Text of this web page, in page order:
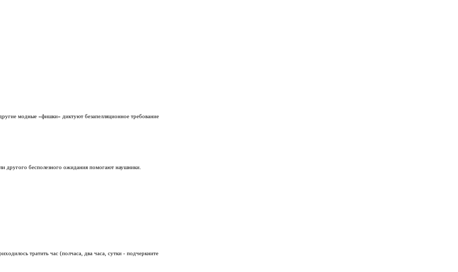
модные «фишки» диктуют безапелляционное требование
другого бесполезного ожидания помогают наушники.
тратить час (полчаса, два часа, сутки - подчеркните